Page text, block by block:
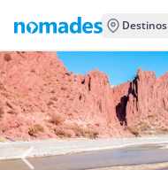
Destinos